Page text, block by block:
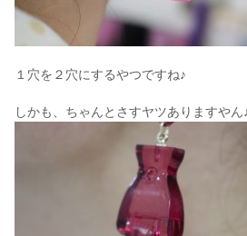
１穴を２穴にするやつですね♪
しかも、ちゃんとさすヤツありますやん